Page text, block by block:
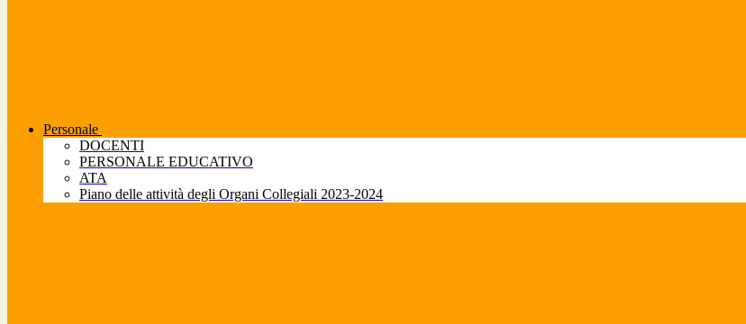
Personale
DOCENTI
PERSONALE EDUCATIVO
ATA
Piano delle attività degli Organi Collegiali 2023-2024